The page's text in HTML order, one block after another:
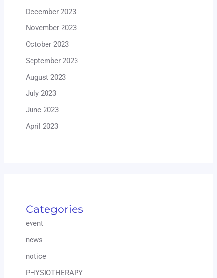
December 2023
November 2023
October 2023
September 2023
August 2023
July 2023
June 2023
April 2023
Categories
event
news
notice
PHYSIOTHERAPY